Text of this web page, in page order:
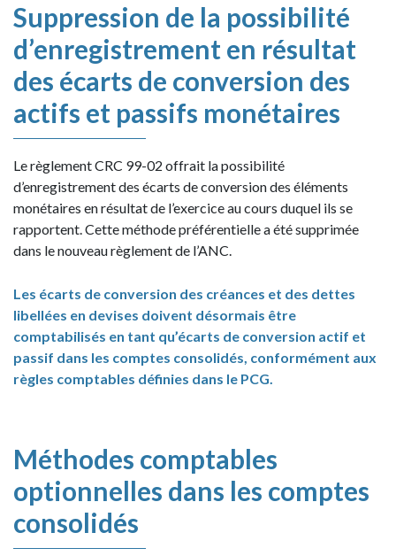
Suppression de la possibilité
d’enregistrement en résultat
des écarts de conversion des
actifs et passifs monétaires
Le règlement CRC 99-02 offrait la possibilité
d’enregistrement des écarts de conversion des éléments
monétaires en résultat de l’exercice au cours duquel ils se
rapportent. Cette méthode préférentielle a été supprimée
dans le nouveau règlement de l’ANC.
Les écarts de conversion des créances et des dettes
libellées en devises doivent désormais être
comptabilisés en tant qu’écarts de conversion actif et
passif dans les comptes consolidés, conformément aux
règles comptables définies dans le PCG.
Méthodes comptables
optionnelles dans les comptes
consolidés